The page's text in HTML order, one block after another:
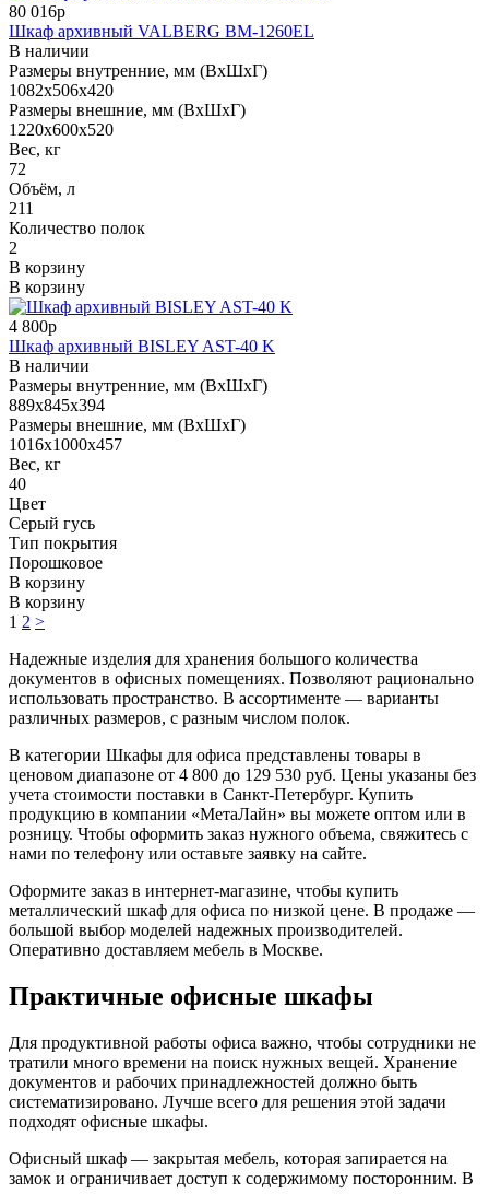
80 016р
Шкаф архивный VALBERG BM-1260EL
В наличии
Размеры внутренние, мм (ВхШхГ)
1082x506x420
Размеры внешние, мм (ВхШхГ)
1220x600x520
Вес, кг
72
Объём, л
211
Количество полок
2
В корзину
В корзину
4 800р
Шкаф архивный BISLEY AST-40 K
В наличии
Размеры внутренние, мм (ВхШхГ)
889x845x394
Размеры внешние, мм (ВхШхГ)
1016x1000x457
Вес, кг
40
Цвет
Серый гусь
Тип покрытия
Порошковое
В корзину
В корзину
1 2 >
Надежные изделия для хранения большого количества
документов в офисных помещениях. Позволяют рационально
использовать пространство. В ассортименте — варианты
различных размеров, с разным числом полок.
В категории Шкафы для офиса представлены товары в
ценовом диапазоне от 4 800 до 129 530 руб. Цены указаны без
учета стоимости поставки в Санкт-Петербург. Купить
продукцию в компании «МетаЛайн» вы можете оптом или в
розницу. Чтобы оформить заказ нужного объема, свяжитесь с
нами по телефону или оставьте заявку на сайте.
Оформите заказ в интернет-магазине, чтобы купить
металлический шкаф для офиса по низкой цене. В продаже —
большой выбор моделей надежных производителей.
Оперативно доставляем мебель в Москве.
Практичные офисные шкафы
Для продуктивной работы офиса важно, чтобы сотрудники не
тратили много времени на поиск нужных вещей. Хранение
документов и рабочих принадлежностей должно быть
систематизировано. Лучше всего для решения этой задачи
подходят офисные шкафы.
Офисный шкаф — закрытая мебель, которая запирается на
замок и ограничивает доступ к содержимому посторонним. В